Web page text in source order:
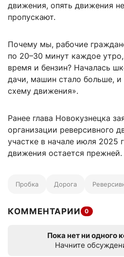
движения, опять движения
пропускают.
Почему мы, рабочие
по 20–30 минут каждое
время и бензин? Началась
дачи, машин стало больше,
схему движения».
Ранее глава Новокузнецка
организации реверсивного
участке в начале июля 2025
движения остается прежней.
Пробка Дорога
КОММЕНТАРИИ 0
Пока нет ни одного
Начните